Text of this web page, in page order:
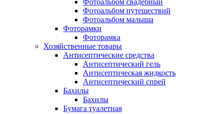
Фотоальбом свадебный
Фотоальбом путешествий
Фотоальбом малыша
Фоторамки
Фоторамка
Хозяйственные товары
Антисептические средства
Антисептический гель
Антисептическая жидкость
Антисептический спрей
Бахилы
Бахилы
Бумага туалетная